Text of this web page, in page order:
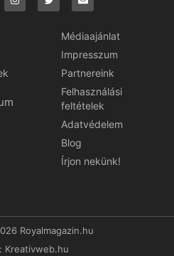
Médiaajánlat
Impresszum
Partnereink
Felhasználási
feltételek
Adatvédelem
Blog
Írjon nekünk!
Royalmagazin.hu
Kreativweb.hu